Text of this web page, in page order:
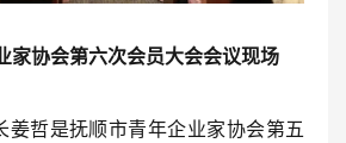
家协会第六次会员大会会议现场
姜哲是抚顺市青年企业家协会第五